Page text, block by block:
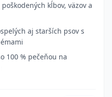
kĺbov, väzov a
aj starších psov s
100 % pečeňou na